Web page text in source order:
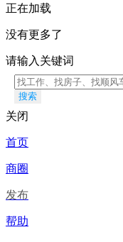
正在加载
没有更多了
请输入关键词
搜索
关闭
首页
商圈
发布
帮助